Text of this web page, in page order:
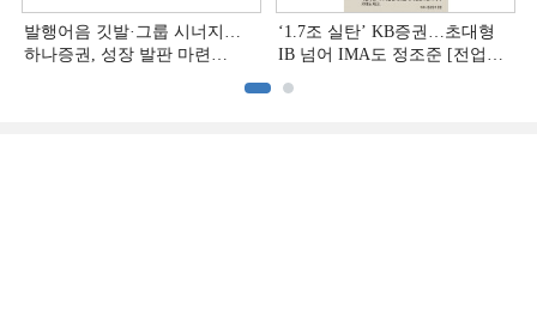
발행어음 깃발·그룹 시너지…
하나증권, 성장 발판 마련
‘1.7조 실탄’ KB증권…초대형
IB 넘어 IMA도 정조준 [전업계